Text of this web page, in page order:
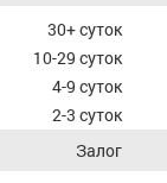
Стоимость, в
30+ суток
10-29 суток
4-9 суток
2-3 суток
Залог